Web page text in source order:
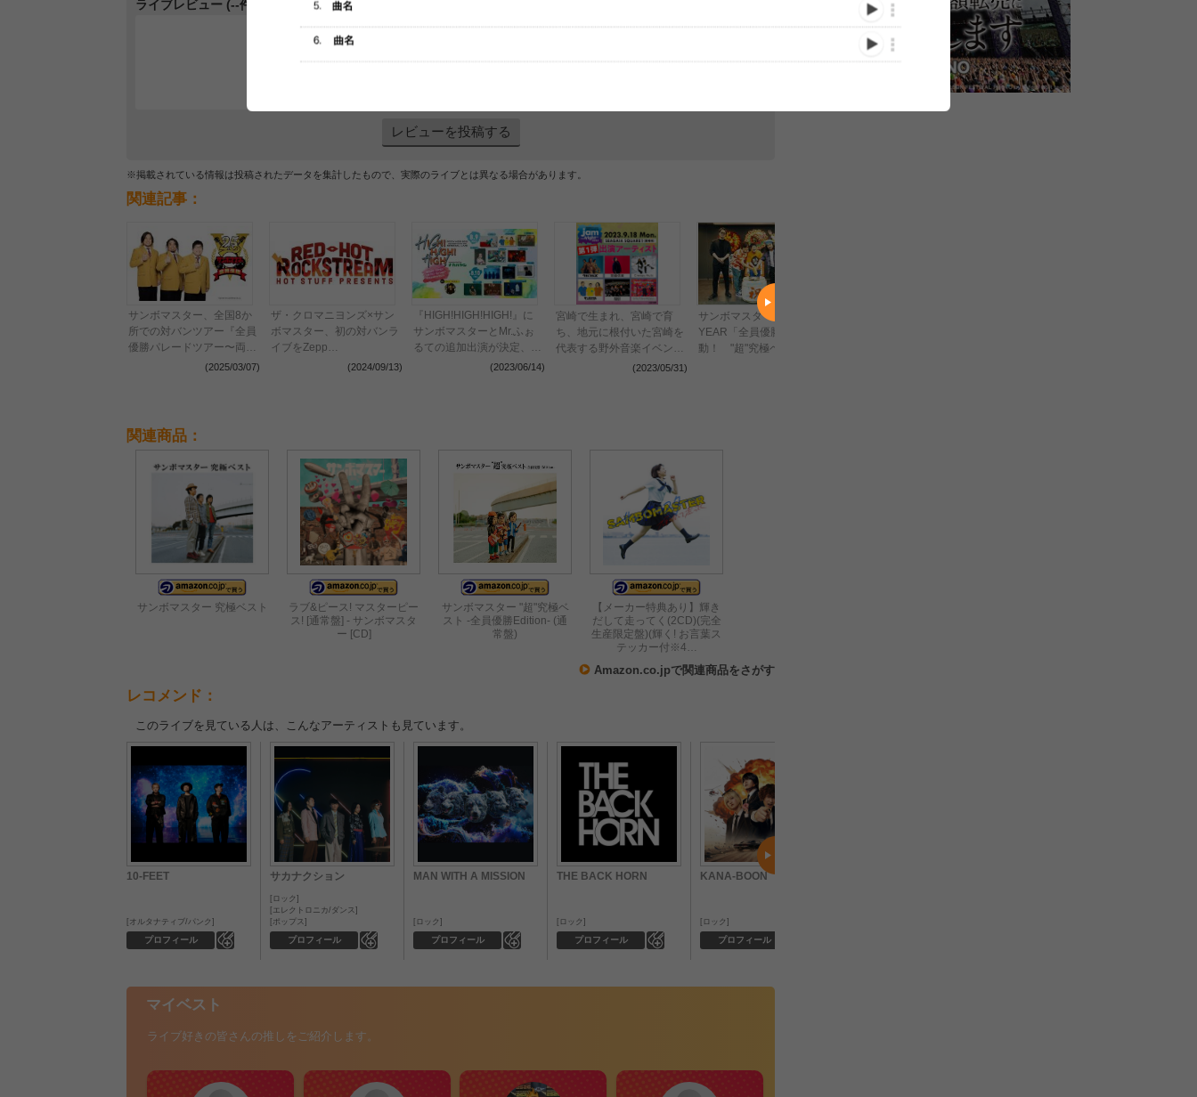
ライブレビュー (--件)
レビューを投稿する
※掲載されている情報は投稿されたデータを集計したもので、実際のライブとは異なる場合があります。
関連記事：
サンボマスター、全国8か
所での対バンツアー『全員
優勝パレードツアー〜両校
優勝〜』開催決定(2025/03/07)
ザ・クロマニヨンズ×サン
ボマスター、初の対バンラ
イブをZepp
Haneda（Tokyo）で開催
(2024/09/13)
『HIGH!HIGH!HIGH!』に
サンボマスターとMr.ふぉ
るての追加出演が決定、
FM802『ROCK KIDS(2023/06/14)
宮崎で生まれ、宮崎で育
ち、地元に根付いた宮崎を
代表する野外音楽イベント
「SEGA SAMMY presents
(2023/05/31)
サンボマスター20周年
YEAR「全員優勝計画」始
動！ "超"究極ベストのリ
関連商品：
サンボマスター 究極ベスト
ラブ&ピース! マスターピー
ス! [通常盤] - サンボマスタ
ー [CD]
サンボマスター "超"究極ベ
スト -全員優勝Edition- (通
常盤)
【メーカー特典あり】輝き
だして走ってく(2CD)(完全
生産限定盤)(輝く! お言葉ス
テッカー付※4…
Amazon.co.jpで関連商品をさがす
レコメンド：
このライブを見ている人は、こんなアーティストも見ています。
10-FEET
プロフィール
オルタナティブ/パンク
サカナクション
プロフィール
ロック
エレクトロニカ/ダンス
ポップス
MAN WITH A MISSION
プロフィール
ロック
THE BACK HORN
プロフィール
ロック
KANA-BOON
プロフィール
ロック
マイベスト
ライブ好きの皆さんの推しをご紹介します。